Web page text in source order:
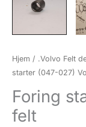
Hjem / .Volvo Felt
starter (047-027)
Foring
felt